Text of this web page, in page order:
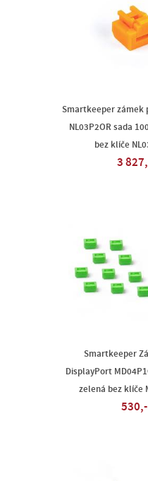
Smartkeeper zámek
NL03P2OR sada
bez klíče
3
Smartkeeper
DisplayPort
zelená bez klíče
530,-